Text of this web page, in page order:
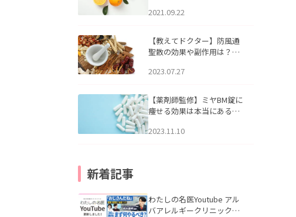
2021.09.22
【教えてドクター】防風通
聖散の効果や副作用は？長
2023.07.27
【薬剤師監修】ミヤBM錠に
痩せる効果は本当にある
2023.11.10
新着記事
わたしの名医Youtube アル
バアレルギークリニック札